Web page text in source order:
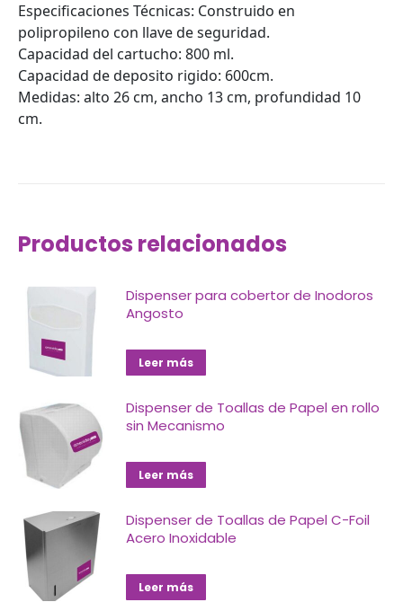
Especificaciones Técnicas: Construido en
polipropileno con llave de seguridad.
Capacidad del cartucho: 800 ml.
Capacidad de deposito rigido: 600cm.
Medidas: alto 26 cm, ancho 13 cm, profundidad 10
cm.
Productos relacionados
Dispenser para cobertor de Inodoros
Angosto
Leer más
Dispenser de Toallas de Papel en rollo
sin Mecanismo
Leer más
Dispenser de Toallas de Papel C-Foil
Acero Inoxidable
Leer más